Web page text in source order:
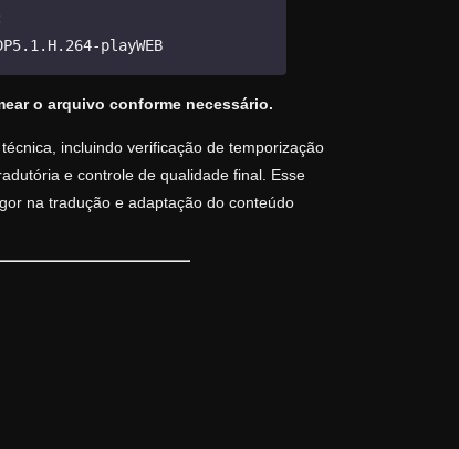
playWEB
o arquivo conforme necessário.
incluindo verificação de temporização
e controle de qualidade final. Esse
na tradução e adaptação do conteúdo